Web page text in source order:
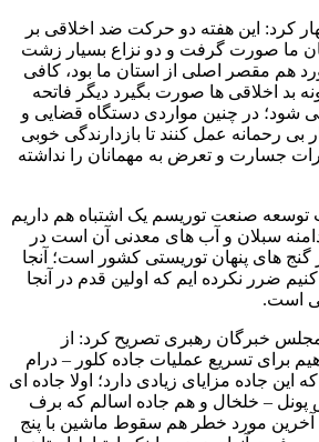
کرد: این هفته دو حرکت ضد اخلاقی بر
ما صورت گرفت و دو نزاع بسیار زشت
هم مقصر اصلی از استان ما بود، کافی
بد اخلاقی ها صورت بگیرد دیگر فاتحه
شود؛ در چنین مواردی دستگاه قضایی و
بی رحمانه عمل کنند تا بازدارندگی خوبی
جسارت و تعرض به مهمانان را نداشته
توسعه صنعت توریسم یک اشتباه هم داریم
سبلان و آب های معدنی آن است در
های پنهان توریستی کشور است؛ آنجا
ضرر نکرده ایم که اولین قدم در آنجا
است.
مجلس خبرگان رهبری تصریح کرد: از
برای تسریع عملیات جاده کلور – درام
این جاده مزایای زیادی دارد؛ اولا جاده ای
– خلخال و هم جاده اسالم که برف
مورد خطر هم سقوط ماشین با پنج